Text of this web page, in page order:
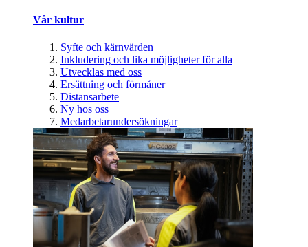
Vår kultur
Syfte och kärnvärden
Inkludering och lika möjligheter för alla
Utvecklas med oss
Ersättning och förmåner
Distansarbete
Ny hos oss
Medarbetarundersökningar